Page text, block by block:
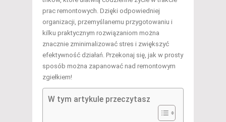
prac remontowych. Dzięki odpowiedniej
organizacji, przemyślanemu przygotowaniu i
kilku praktycznym rozwiązaniom można
znacznie zminimalizować stres i zwiększyć
efektywność działań. Przekonaj się, jak w prosty
sposób można zapanować nad remontowym
zgiełkiem!
W tym artykule przeczytasz